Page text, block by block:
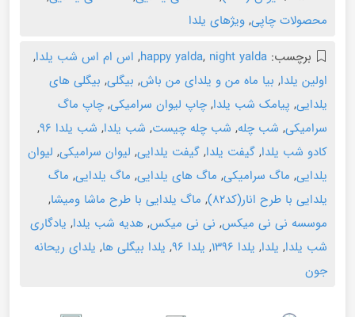
محصولات چاپی, ویژهای یلدا
برچسب:
happy yalda, night yalda
, اس ام اس شب یلدا,
اولین یلدا, بیا ماه من و یلدای من باش, بیگلی, بیگلی های
یلدایی, پیامک شب یلدا, چاپ لیوان سرامیکی, چاپ ماگ
سرامیکی, شب چله, شب چله چیست, شب یلدا, شب یلدا 96
,
کادو شب یلدا, گیفت یلدا, گیفت یلدایی, لیوان سرامیکی, لیوان
یلدایی, ماگ سرامیکی, ماگ های یلدایی, ماگ یلدایی, ماگ
یلدایی با طرح انار(کد82)
, ماگ یلدایی با طرح ماشا ومیشا,
موسسه نی نی میکس, نی نی میکس, هدیه شب یلدا, یادگاری
شب یلدا, یلدا, یلدا 1396 , یلدا 96 , یلدا بیگلی ها, یلدای ریحانه
جون